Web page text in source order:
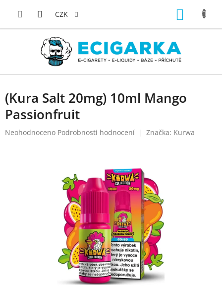
CZK
(Kura Salt 20mg) 10ml Mango
Passionfruit
Průměrné
Neohodnoceno Podrobnosti hodnocení Značka: Kurwa